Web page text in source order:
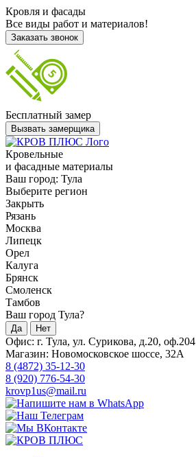
Кровля и фасады
Все виды работ и материалов!
Заказать звонок
Бесплатный замер
Вызвать замерщика
Кровельные
и фасадные материалы
Ваш город: Тула
Выберите регион
Закрыть
Рязань
Москва
Липецк
Орел
Калуга
Брянск
Смоленск
Тамбов
Ваш город Тула?
Да Нет
Офис: г. Тула, ул. Сурикова, д.20, оф.204
Магазин: Новомосковское шоссе, 32А
8 (4872) 35-12-30
8 (920) 776-54-30
krovp1us@mail.ru